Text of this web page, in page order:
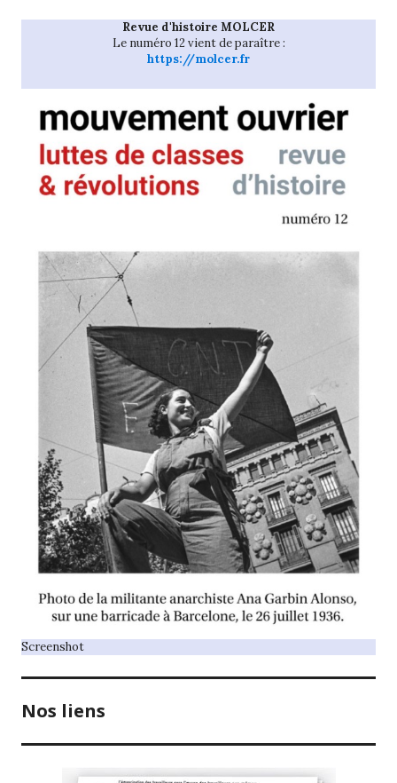
Revue d'histoire MOLCER
Le numéro 12 vient de paraître :
https://molcer.fr
Screenshot
Nos liens